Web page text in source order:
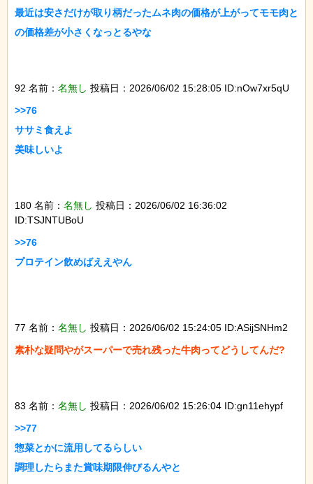
最近は安さだけが取り柄だったムネ肉の価格が上がってモモ肉と
の価格差が小さくなっとるやな
92 名前： 名無し 投稿日：2026/06/02 15:28:05 ID:nOw7xr5qU
>>76
ササミ食えよ
美味しいよ
180 名前： 名無し 投稿日：2026/06/02 16:36:02
ID:TSJNTUBoU
>>76
プロテイン飲めばええやん
77 名前： 名無し 投稿日：2026/06/02 15:24:05 ID:ASijSNHm2
素朴な疑問やがスーパーで売れ残った牛肉ってどうしてんだ?
83 名前： 名無し 投稿日：2026/06/02 15:26:04 ID:gn11ehypf
>>77
惣菜とかに流用してるらしい
調理したらまた賞味期限伸びるんやと